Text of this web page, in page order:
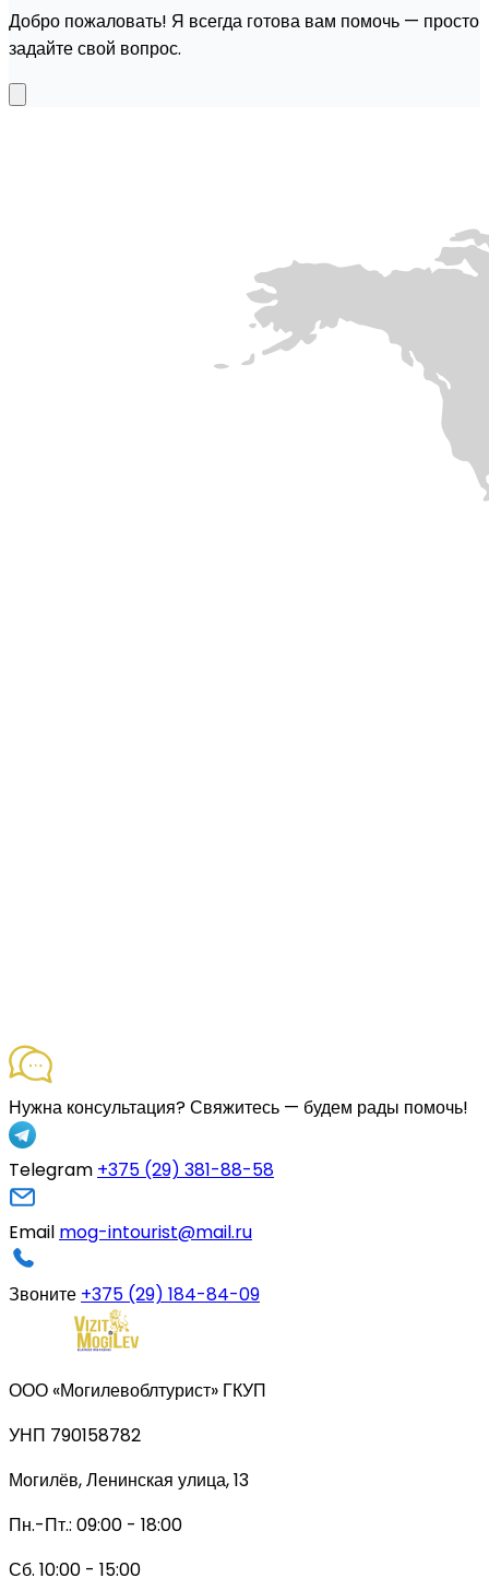
Добро пожаловать! Я всегда готова вам помочь — просто
задайте свой вопрос.
Нужна консультация?Свяжитесь — будем рады помочь!
Telegram +375 (29) 381-88-58
Email mog-intourist@mail.ru
Звоните +375 (29) 184-84-09
ООО «Могилевоблтурист» ГКУП
УНП 790158782
Могилёв, Ленинская улица, 13
Пн.-Пт.: 09:00 - 18:00
Сб. 10:00 - 15:00